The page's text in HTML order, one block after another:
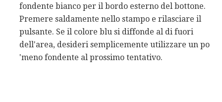
fondente bianco per il bordo esterno del bottone.
Premere saldamente nello stampo e rilasciare il
pulsante. Se il colore blu si diffonde al di fuori
dell'area, desideri semplicemente utilizzare un po
'meno fondente al prossimo tentativo.